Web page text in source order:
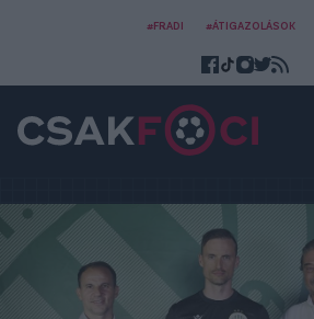
#FRADI #ÁTIGAZOLÁSOK